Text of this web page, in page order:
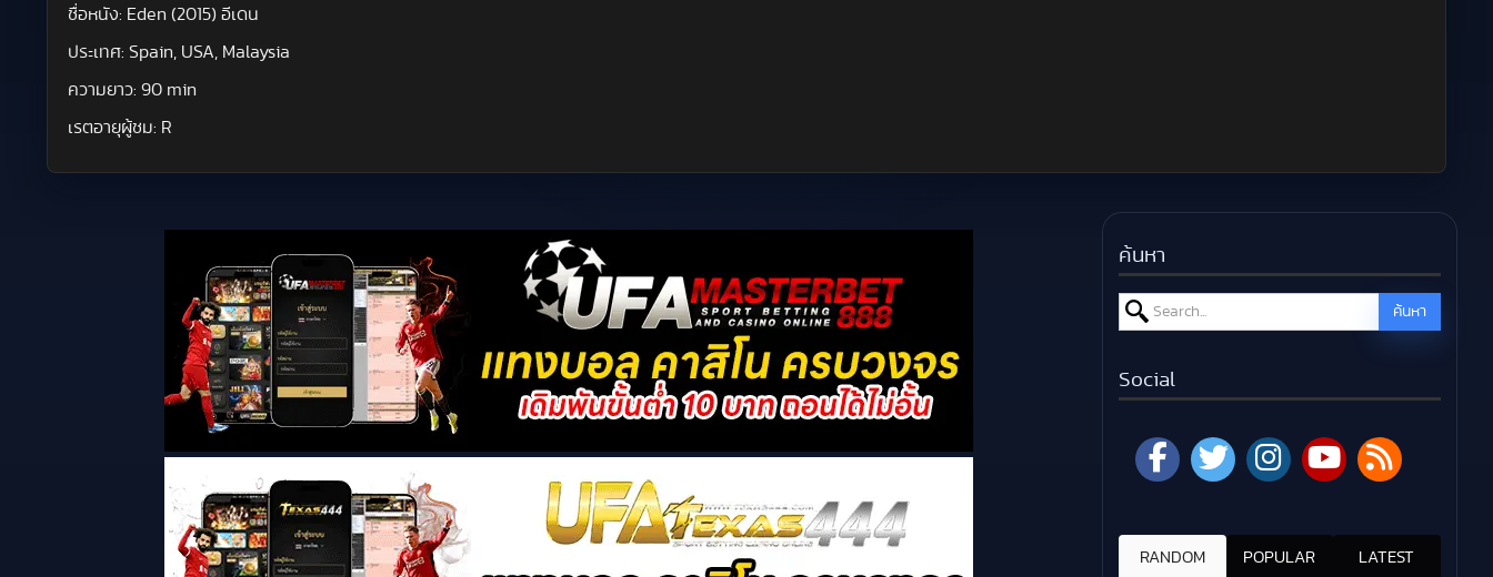
ชื่อหนัง: Eden (2015) อีเดน
ประเทศ: Spain, USA, Malaysia
ความยาว: 90 min
เรตอายุผู้ชม: R
ค้นหา
Search for: ค้นหา
Social
RANDOM POPULAR LATEST